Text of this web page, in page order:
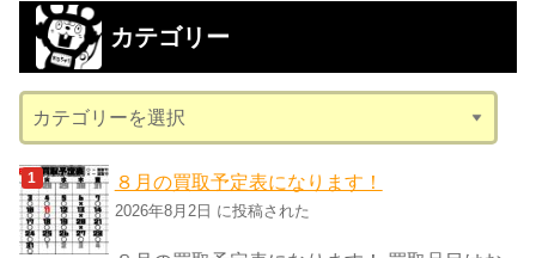
カ
ブ
カテゴリー
テ
ゴ
リ
ー
８月の買取予定表になります！
2026年8月2日 に投稿された